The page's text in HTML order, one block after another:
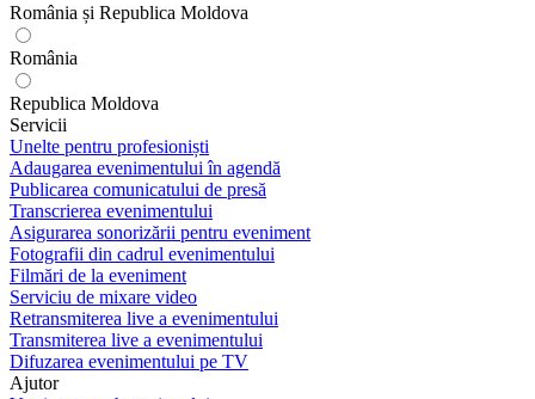
România și Republica Moldova
România
Republica Moldova
Servicii
Unelte pentru profesioniști
Adaugarea evenimentului în agendă
Publicarea comunicatului de presă
Transcrierea evenimentului
Asigurarea sonorizării pentru eveniment
Fotografii din cadrul evenimentului
Filmări de la eveniment
Serviciu de mixare video
Retransmiterea live a evenimentului
Transmiterea live a evenimentului
Difuzarea evenimentului pe TV
Ajutor